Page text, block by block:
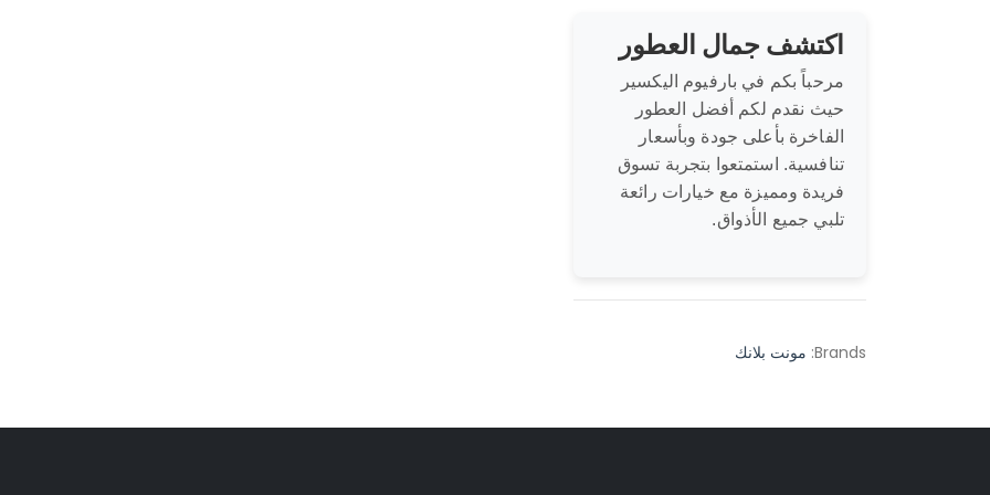
اكتشف جمال العطور
مرحباً بكم في بارفيوم اليكسير
حيث نقدم لكم أفضل العطور
الفاخرة بأعلى جودة وبأسعار
تنافسية. استمتعوا بتجربة تسوق
فريدة ومميزة مع خيارات رائعة
تلبي جميع الأذواق.
Brands: مونت بلانك